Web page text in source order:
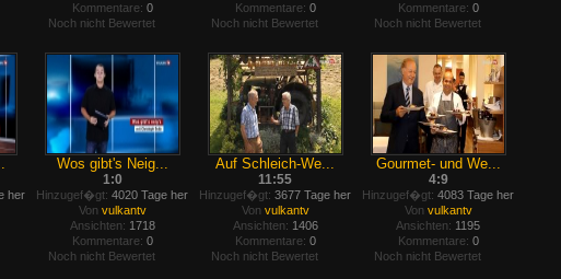
Kommentare: 0
Noch nicht Bewertet
Kommentare: 0
Noch nicht Bewertet
Kommentare: 0
Noch nicht Bewertet
her
Wos gibt's Neig...
1:0
Hinzugef�gt: 4020 Tage her
Von vulkantv
Ansichten: 1718
Kommentare: 0
Noch nicht Bewertet
Auf Schleich-We...
11:55
Hinzugef�gt: 3677 Tage her
Von vulkantv
Ansichten: 1406
Kommentare: 0
Noch nicht Bewertet
Gourmet- und We...
4:9
Hinzugef�gt: 4083 Tage her
Von vulkantv
Ansichten: 1195
Kommentare: 0
Noch nicht Bewertet